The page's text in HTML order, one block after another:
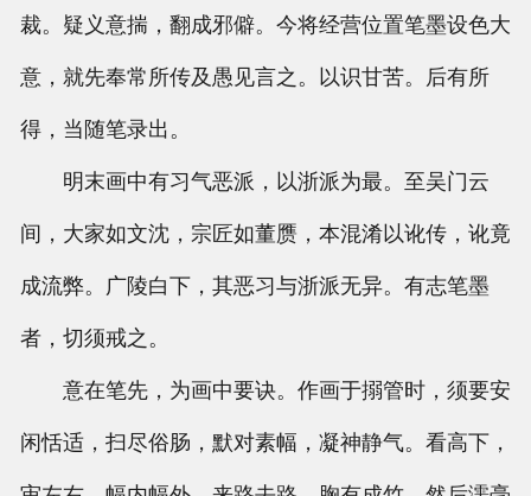
裁。疑义意揣，翻成邪僻。今将经营位置笔墨设色大
意，就先奉常所传及愚见言之。以识甘苦。后有所
得，当随笔录出。
明末画中有习气恶派，以浙派为最。至吴门云
间，大家如文沈，宗匠如董赝，本混淆以讹传，讹竟
成流弊。广陵白下，其恶习与浙派无异。有志笔墨
者，切须戒之。
意在笔先，为画中要诀。作画于搦管时，须要安
闲恬适，扫尽俗肠，默对素幅，凝神静气。看高下，